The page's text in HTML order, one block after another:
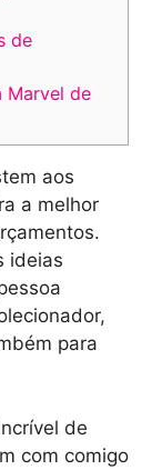
de
Marvel de
aos
a melhor
ideias
para
de
com comigo